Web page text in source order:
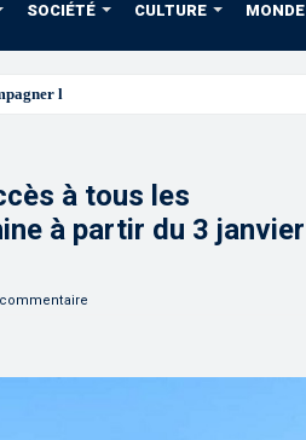
SOCIÉTÉ CULTURE MONDE
les projets des Marocains du Monde
à tous les
à partir du 3 janvier